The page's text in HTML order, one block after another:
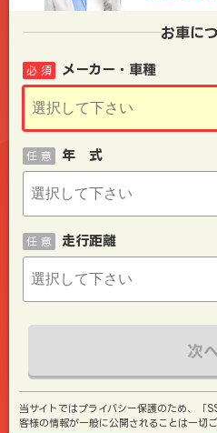
お車に
メーカー・車種
必 須
年 式
任 意
走行距離
任 意
次
当サイトではプライバシー保護のため、「
客様の情報が一般に公開されることは一切